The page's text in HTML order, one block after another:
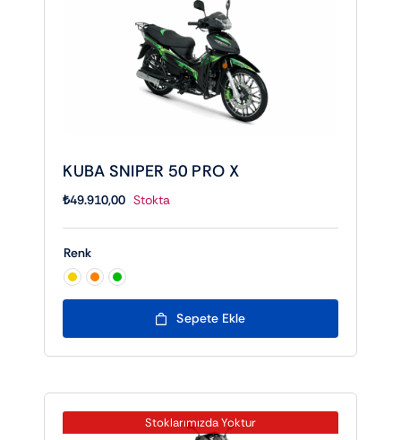
KUBA SNIPER 50 PRO X
₺49.910,00 Stokta
Renk
Sepete Ekle
Stoklarımızda Yoktur